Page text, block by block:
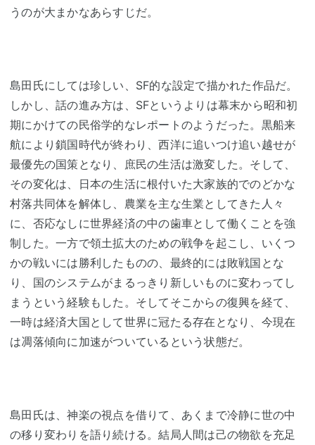
うのが大まかなあらすじだ。
島田氏にしては珍しい、SF的な設定で描かれた作品だ。
しかし、話の進み方は、SFというよりは幕末から昭和初
期にかけての民俗学的なレポートのようだった。黒船来
航により鎖国時代が終わり、西洋に追いつけ追い越せが
最優先の国策となり、庶民の生活は激変した。そして、
その変化は、日本の生活に根付いた大家族的でのどかな
村落共同体を解体し、農業を主な生業としてきた人々
に、否応なしに世界経済の中の歯車として働くことを強
制した。一方で領土拡大のための戦争を起こし、いくつ
かの戦いには勝利したものの、最終的には敗戦国とな
り、国のシステムがまるっきり新しいものに変わってし
まうという経験もした。そしてそこからの復興を経て、
一時は経済大国として世界に冠たる存在となり、今現在
は凋落傾向に加速がついているという状態だ。
島田氏は、神楽の視点を借りて、あくまで冷静に世の中
の移り変わりを語り続ける。結局人間は己の物欲を充足